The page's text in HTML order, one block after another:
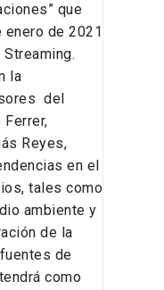
que
de 2021
la
del
Ferrer,
Reyes,
en el
tales como
ambiente y
de la
de
como